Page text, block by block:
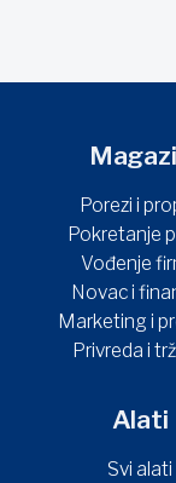
Porezi i
Pokretanje
Vođenje
Novac i
Marketing i
Privreda i
Alati
Svi alati